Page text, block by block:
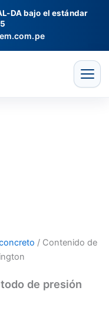
DA bajo el estándar
/ Contenido de
de presión